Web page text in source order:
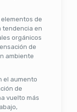
de
tendencia en
orgánicos
de
ambiente
el aumento
de
vuelto más